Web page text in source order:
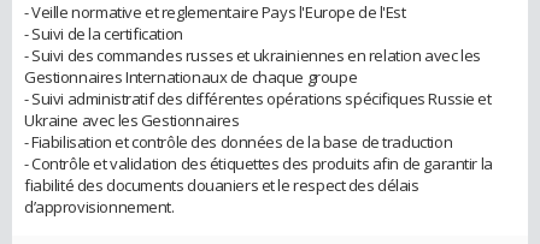
- Veille normative et reglementaire Pays l'Europe de l'Est
- Suivi de la certification
- Suivi des commandes russes et ukrainiennes en relation avec les
Gestionnaires Internationaux de chaque groupe
- Suivi administratif des différentes opérations spécifiques Russie et
Ukraine avec les Gestionnaires
- Fiabilisation et contrôle des données de la base de traduction
- Contrôle et validation des étiquettes des produits afin de garantir la
fiabilité des documents douaniers et le respect des délais
d’approvisionnement.